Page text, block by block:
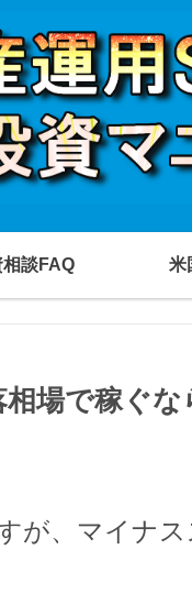
談FAQ 米
場で稼ぐな
が、マイナ